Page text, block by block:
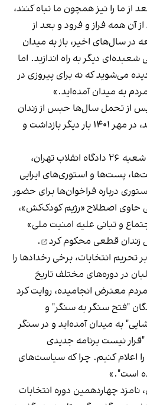
ما را نیز همچون ما تباه کنند،
همه فراز و فرود و بعد از
سال‌های اخیر، باز به میدان
شعبده‌ای دیگر به راه اندازید. اما
می‌شوید که نه برای پیروزی در
به میدان آمده‌اید.»
ایرایی اردیبهشت ۱۴۰۱ پس از تحمل سال‌ها حبس از زندان
بازداشت و
در جریان جلسه دادگاه او در شعبه ۲۶ دادگاه انقلاب تهران،
پست‌ها و استوری‌های ایرایی
درباره فراخوان‌ها برای حضور
حاوی اصطلاح «رژیم کودک‌کش»،
و تبانی علیه امنیت ملی»
زندان قطعی محکوم کرد
.
تحریم انتخابات، برخی رخدادها را
در دوره‌های مختلف تاریخ
معترض انجامیده، روایت کرد
"فتح سنگر به سنگر" و
به میدان آمده‌اید و در سنگر
نیست برنامه جدیدی
اعلام کنیم. چرا که سیاست‌های
است".»
چهاردهمین دوره انتخابات